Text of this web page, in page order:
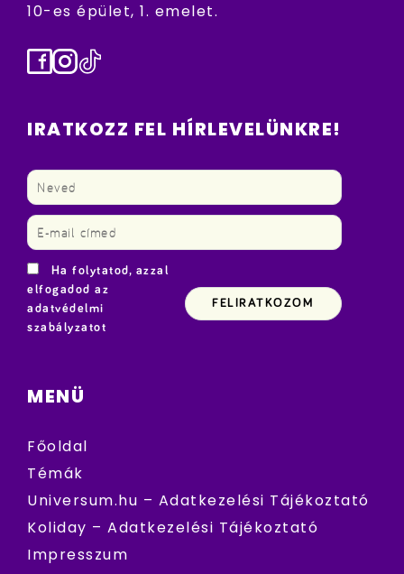
10-es épület, 1. emelet.
Facebook
Instagram
TikTok
IRATKOZZ FEL HÍRLEVELÜNKRE!
Ha folytatod, azzal
elfogadod az
adatvédelmi
szabályzatot
MENÜ
Főoldal
Témák
Universum.hu – Adatkezelési Tájékoztató
Koliday – Adatkezelési Tájékoztató
Impresszum